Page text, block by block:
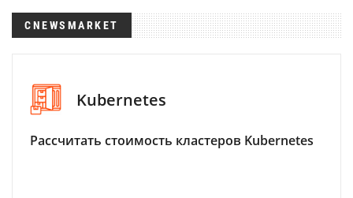
CNEWSMARKET
Kubernetes
Рассчитать стоимость кластеров Kubernetes